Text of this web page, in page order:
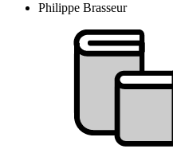
Philippe Brasseur